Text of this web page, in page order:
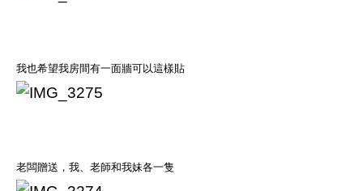
我也希望我房間有一面牆可以這樣貼
老闆贈送，我、老師和我妹各一隻